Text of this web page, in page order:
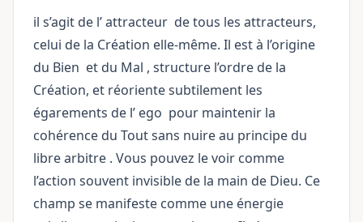
il s’agit de l’attracteur de tous les attracteurs,
celui de la Création elle-même. Il est à l’origine
du Bien et du Mal , structure l’ordre de la
Création, et réoriente subtilement les
égarements de l’ ego pour maintenir la
cohérence du Tout sans nuire au principe du
libre arbitre . Vous pouvez le voir comme
l’action souvent invisible de la main de Dieu. Ce
champ se manifeste comme une énergie